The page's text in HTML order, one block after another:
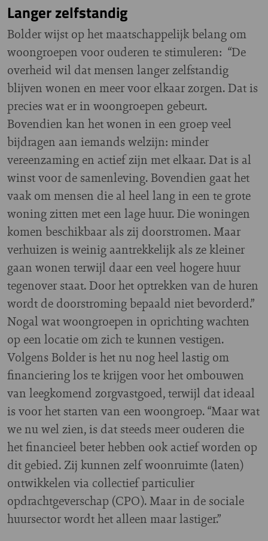
Langer zelfstandig
Bolder wijst op het maatschappelijk belang om
woongroepen voor ouderen te stimuleren: “De
overheid wil dat mensen langer zelfstandig
blijven wonen en meer voor elkaar zorgen. Dat is
precies wat er in woongroepen gebeurt.
Bovendien kan het wonen in een groep veel
bijdragen aan iemands welzijn: minder
vereenzaming en actief zijn met elkaar. Dat is al
winst voor de samenleving. Bovendien gaat het
vaak om mensen die al heel lang in een te grote
woning zitten met een lage huur. Die woningen
komen beschikbaar als zij doorstromen. Maar
verhuizen is weinig aantrekkelijk als ze kleiner
gaan wonen terwijl daar een veel hogere huur
tegenover staat. Door het optrekken van de huren
wordt de doorstroming bepaald niet bevorderd.”
Nogal wat woongroepen in oprichting wachten
op een locatie om zich te kunnen vestigen.
Volgens Bolder is het nu nog heel lastig om
financiering los te krijgen voor het ombouwen
van leegkomend zorgvastgoed, terwijl dat ideaal
is voor het starten van een woongroep. “Maar wat
we nu wel zien, is dat steeds meer ouderen die
het financieel beter hebben ook actief worden op
dit gebied. Zij kunnen zelf woonruimte (laten)
ontwikkelen via collectief particulier
opdrachtgeverschap (CPO). Maar in de sociale
huursector wordt het alleen maar lastiger.”